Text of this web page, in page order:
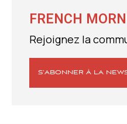
FRENCH
Rejoignez la
S’ABONNER À LA